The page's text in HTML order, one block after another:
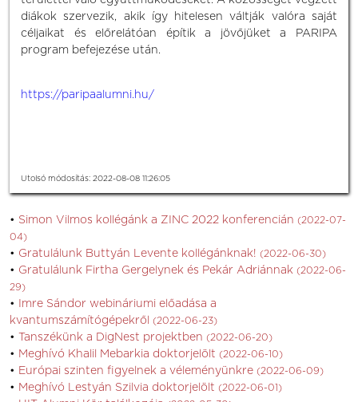
diákok szervezik, akik így hitelesen váltják valóra saját
céljaikat és előrelátóan építik a jövőjüket a PARIPA
program befejezése után.
https://paripaalumni.hu/
Utolsó módosítás: 2022-08-08 11:26:05
Simon Vilmos kollégánk a ZINC 2022 konferencián (2022-07-
04)
Gratulálunk Buttyán Levente kollégánknak! (2022-06-30)
Gratulálunk Firtha Gergelynek és Pekár Adriánnak (2022-06-
29)
Imre Sándor webináriumi előadása a
kvantumszámítógépekről
(2022-06-23)
Tanszékünk a DigNest projektben (2022-06-20)
Meghívó Khalil Mebarkia doktorjelölt (2022-06-10)
Európai szinten figyelnek a véleményünkre (2022-06-09)
Meghívó Lestyán Szilvia doktorjelölt (2022-06-01)